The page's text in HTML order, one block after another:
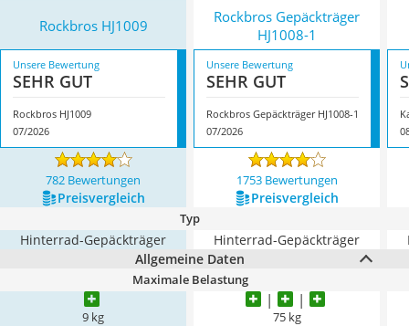
Rockbros HJ1009
Rockbros Gepäckträger
HJ1008-1
Unsere Bewertung
SEHR GUT
Rockbros HJ1009
07/2026
Unsere Bewertung
SEHR GUT
Rockbros Gepäckträger HJ1008-1
07/2026
782 Bewertungen 1753 Bewertungen
Preis­vergleich Preis­vergleich
Typ
Hinterrad-Gepäckträger Hinterrad-Gepäckträger
Allgemeine Daten
Maximale Belastung
9 kg 75 kg